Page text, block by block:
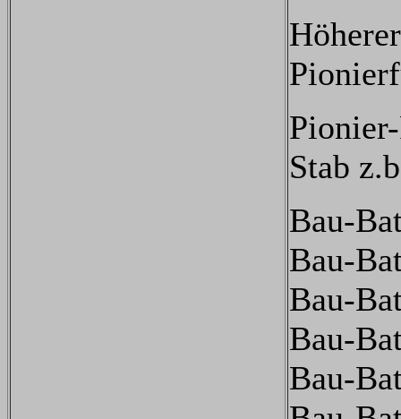
Höherer
Stab
Bau-
Bau-
Bau-
Bau-
Bau-